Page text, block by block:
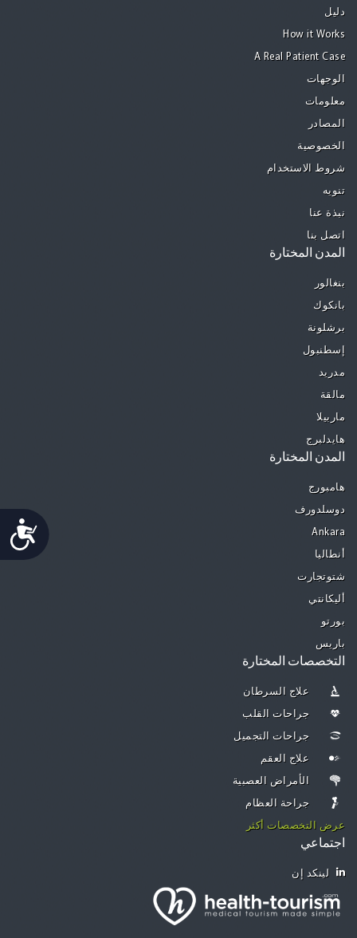
Accessibility
دليل
How it Works
A Real Patient Case
الوجهات
معلومات
المصادر
الخصوصية
شروط الاستخدام
تنويه
نبذة عنا
اتصل بنا
المدن المختارة
بنغالور
بانكوك
برشلونة
إسطنبول
مدريد
مالقة
ماربيلا
هايدلبرج
المدن المختارة
هامبورج
دوسلدورف
Ankara
أنطاليا
شتوتجارت
أليكانتي
بورتو
باريس
التخصصات المختارة
علاج السرطان
جراحات القلب
جراحات التجميل
علاج العقم
الأمراض العصبية
جراحة العظام
عرض التخصصات أكثر
اجتماعي
لينكد إن